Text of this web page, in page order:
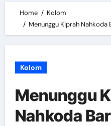
Home
Kolom
Menunggu Kiprah Nahkoda
Kolom
Menunggu
Nahkoda